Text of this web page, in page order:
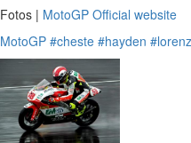
Fotos | MotoGP Official website
MotoGP #cheste #hayden